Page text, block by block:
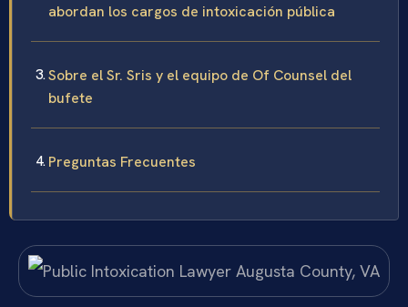
abordan los cargos de intoxicación pública
Sobre el Sr. Sris y el equipo de Of Counsel del
bufete
Preguntas Frecuentes